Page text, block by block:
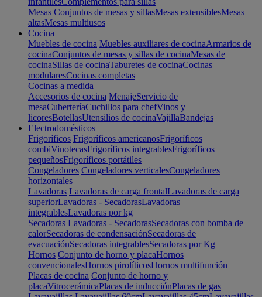
Mesas Conjuntos de mesas y sillasMesas extensiblesMesas
altasMesas multiusos
Cocina
Muebles de cocina Muebles auxiliares de cocinaArmarios de
cocinaConjuntos de mesas y sillas de cocinaMesas de
cocinaSillas de cocinaTaburetes de cocinaCocinas
modularesCocinas completas
Cocinas a medida
Accesorios de cocina MenajeServicio de
mesaCuberteríaCuchillos para chefVinos y
licoresBotellasUtensilios de cocinaVajillaBandejas
Electrodomésticos
Frigoríficos Frigoríficos americanosFrigoríficos
combiVinotecasFrigoríficos integrablesFrigoríficos
pequeñosFrigoríficos portátiles
Congeladores Congeladores verticalesCongeladores
horizontales
Lavadoras Lavadoras de carga frontalLavadoras de carga
superiorLavadoras - SecadorasLavadoras
integrablesLavadoras por kg
Secadoras Lavadoras - SecadorasSecadoras con bomba de
calorSecadoras de condensaciónSecadoras de
evacuaciónSecadoras integrablesSecadoras por Kg
Hornos Conjunto de horno y placaHornos
convencionalesHornos pirolíticosHornos multifunción
Placas de cocina Conjunto de horno y
placaVitrocerámicaPlacas de inducciónPlacas de gas